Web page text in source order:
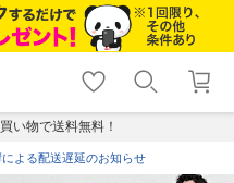
shopping_cart lock_outline
ログイン
い物で送料無料！
よる配送遅延のお知らせ